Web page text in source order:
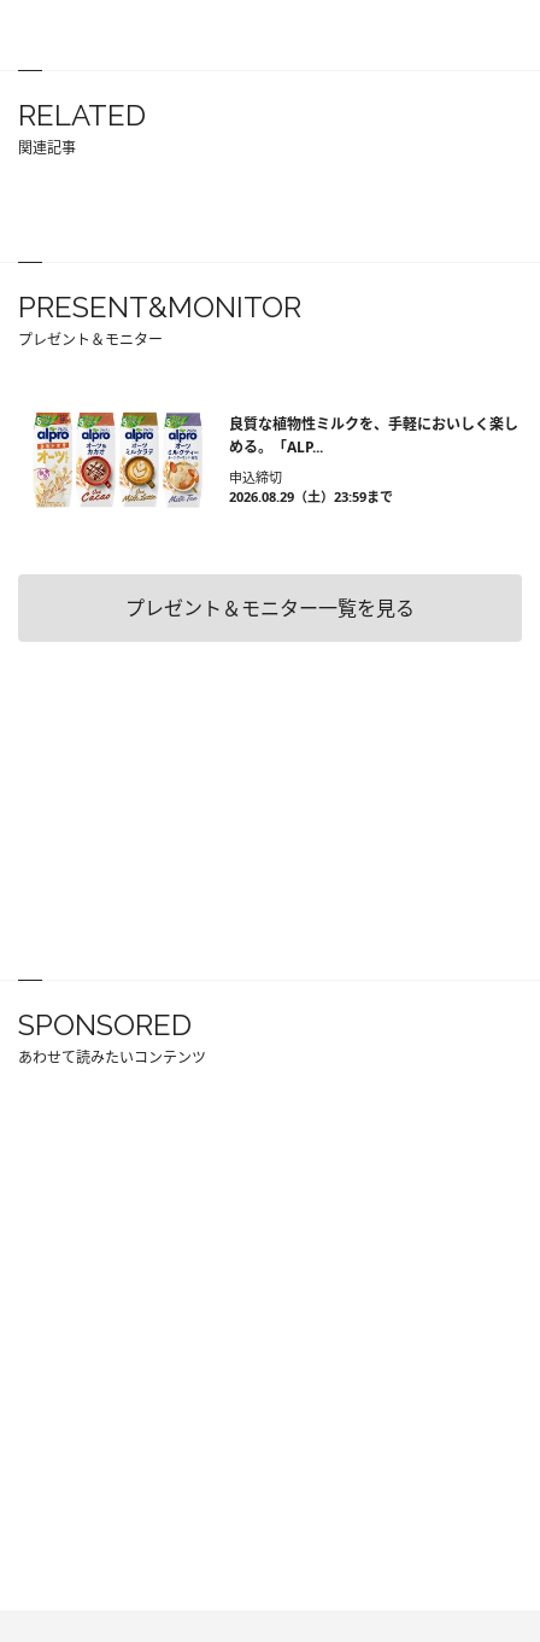
RELATED
関連記事
PRESENT&MONITOR
プレゼント＆モニター
良質な植物性ミルクを、手軽においしく楽し
める。「ALP...
申込締切
2026.08.29（土）23:59まで
プレゼント＆モニター一覧を見る
SPONSORED
あわせて読みたいコンテンツ